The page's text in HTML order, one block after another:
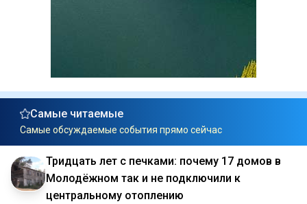
Самые читаемые
Самые обсуждаемые события прямо сейчас
Тридцать лет с печками: почему 17 домов в
Молодёжном так и не подключили к
центральному отоплению